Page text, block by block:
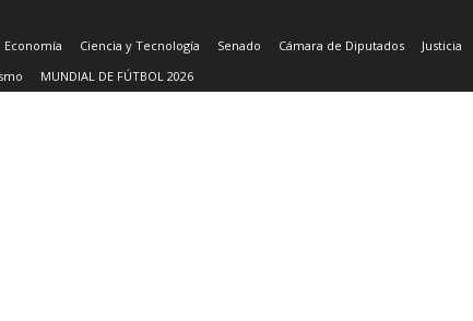
Economía Ciencia y Tecnología Senado Cámara de Diputados
Justicia
MUNDIAL DE FÚTBOL 2026